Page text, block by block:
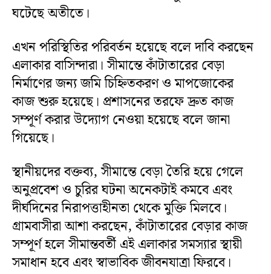
ঘটেছে অতীতে।
এখন পরিস্থিতির পরিবর্তন হয়েছে বলে দাবি করছেন
এলাকার বাসিন্দারা। সীমান্তে কাঁটাতারের বেড়া
নির্মাণের জন্য জমি চিহ্নিতকরণ ও মাপজোকের
কাজ শুরু হয়েছে। প্রশাসনের তরফে দ্রুত কাজ
সম্পূর্ণ করার উদ্যোগ নেওয়া হয়েছে বলে জানা
গিয়েছে।
স্থানীয়দের বক্তব্য, সীমান্তে বেড়া তৈরি হয়ে গেলে
অনুপ্রবেশ ও চুরির ঘটনা অনেকটাই কমবে এবং
দীর্ঘদিনের নিরাপত্তাহীনতা থেকে মুক্তি মিলবে।
গ্রামবাসীরা আশা করছেন, কাঁটাতারের বেড়ার কাজ
সম্পূর্ণ হলে সীমান্তবর্তী এই এলাকার সমস্যার স্থায়ী
সমাধান হবে এবং স্বাভাবিক জীবনযাত্রা ফিরবে।